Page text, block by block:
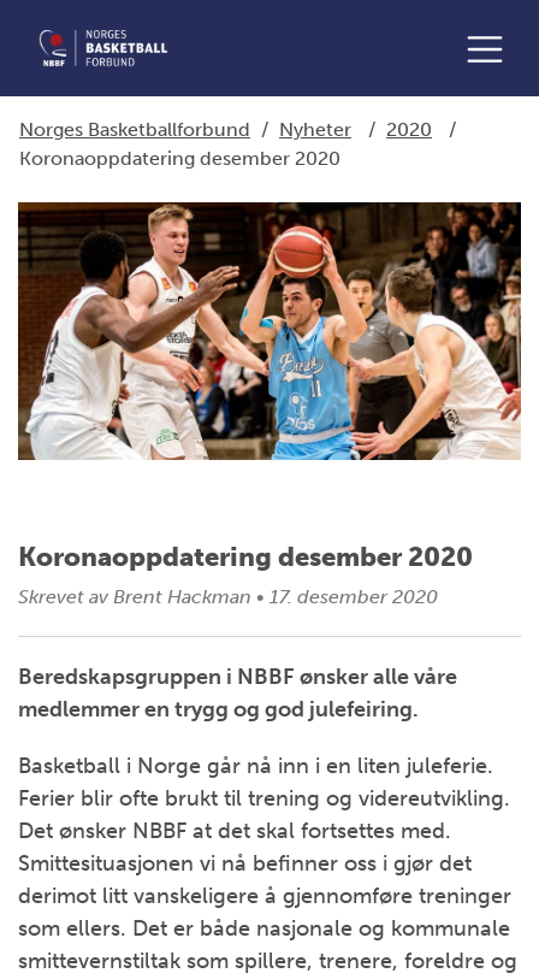
Norges Basketballforbund / Nyheter / 2020
/
Koronaoppdatering desember 2020
Koronaoppdatering desember 2020
Skrevet av Brent Hackman • 17. desember 2020
Beredskapsgruppen i NBBF ønsker alle våre
medlemmer en trygg og god julefeiring.
Basketball i Norge går nå inn i en liten juleferie.
Ferier blir ofte brukt til trening og videreutvikling.
Det ønsker NBBF at det skal fortsettes med.
Smittesituasjonen vi nå befinner oss i gjør det
derimot litt vanskeligere å gjennomføre treninger
som ellers. Det er både nasjonale og kommunale
smittevernstiltak som spillere, trenere, foreldre og